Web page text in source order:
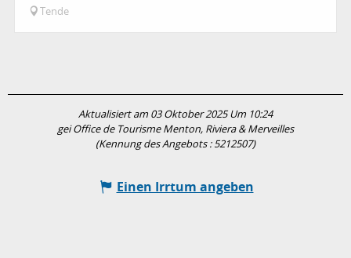
Tende
Aktualisiert am 03 Oktober 2025 Um 10:24
gei Office de Tourisme Menton, Riviera & Merveilles
(Kennung des Angebots :5212507)
Einen Irrtum angeben